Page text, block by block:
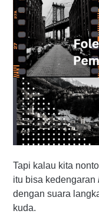
Tapi kalau kita
itu bisa kedengaran
dengan suara
kuda.